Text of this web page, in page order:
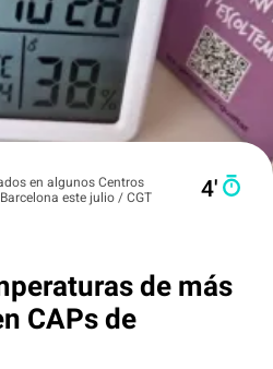
en algunos Centros
este julio / CGT
4′
de más
CAPs de